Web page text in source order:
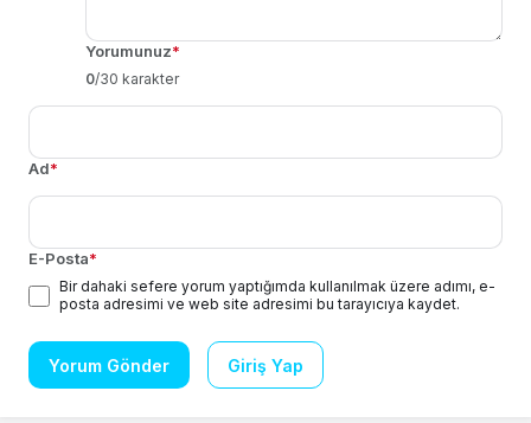
Yorumunuz*
0/30 karakter
Ad*
E-Posta*
Bir dahaki sefere yorum yaptığımda kullanılmak üzere adımı, e-
posta adresimi ve web site adresimi bu tarayıcıya kaydet.
Yorum Gönder Giriş Yap